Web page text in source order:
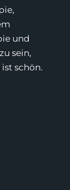
und
sein,
schön.